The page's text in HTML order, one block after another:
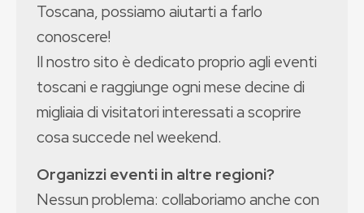
Toscana, possiamo aiutarti a farlo
conoscere!
Il nostro sito è dedicato proprio agli eventi
toscani e raggiunge ogni mese decine di
migliaia di visitatori interessati a scoprire
cosa succede nel weekend.
Organizzi eventi in altre regioni?
Nessun problema: collaboriamo anche con